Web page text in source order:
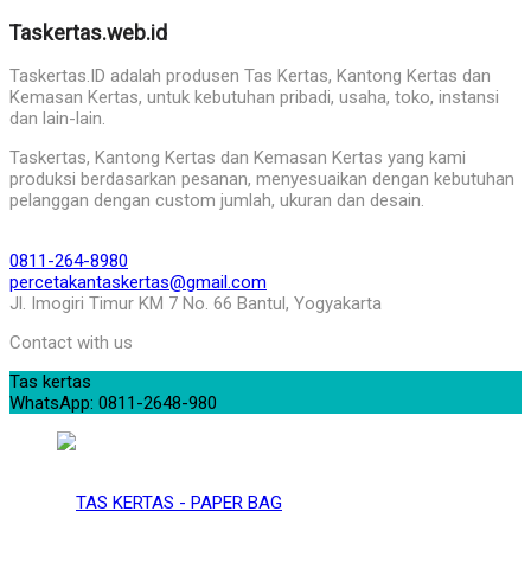
Taskertas.web.id
Taskertas.ID adalah produsen Tas Kertas, Kantong Kertas dan
Kemasan Kertas, untuk kebutuhan pribadi, usaha, toko, instansi
dan lain-lain.
Taskertas, Kantong Kertas dan Kemasan Kertas yang kami
produksi berdasarkan pesanan, menyesuaikan dengan kebutuhan
pelanggan dengan custom jumlah, ukuran dan desain.
0811-264-8980
percetakantaskertas@gmail.com
Jl. Imogiri Timur KM 7 No. 66 Bantul, Yogyakarta
Contact with us
Tas kertas
WhatsApp: 0811-2648-980